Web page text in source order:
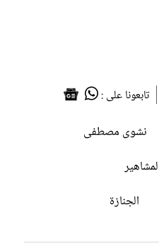
تابعونا على :
نشوى مصطفى
الجنازة